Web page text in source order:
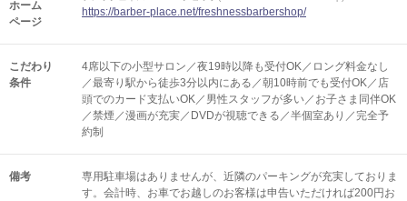
ホーム
ページ
https://barber-place.net/freshnessbarbershop/
こだわり
条件
4席以下の小型サロン／夜19時以降も受付OK／ロング料金なし
／最寄り駅から徒歩3分以内にある／朝10時前でも受付OK／店
頭でのカード支払いOK／男性スタッフが多い／お子さま同伴OK
／禁煙／漫画が充実／DVDが視聴できる／半個室あり／完全予
約制
備考
専用駐車場はありませんが、近隣のパーキングが充実しておりま
す。会計時、お車でお越しのお客様は申告いただければ200円お